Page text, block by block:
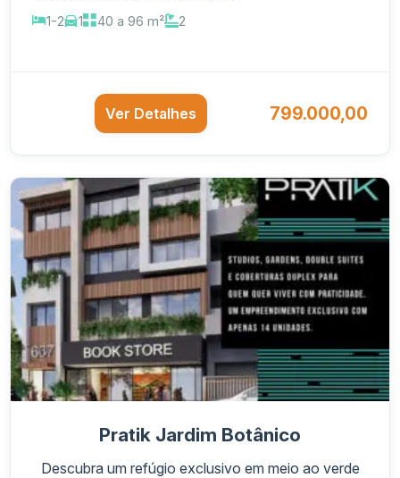
1-2
1 40 a 96 m² 2
Ver Detalhes 799.000,00
Pratik Jardim Botânico
Descubra um refúgio exclusivo em meio ao verde